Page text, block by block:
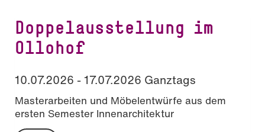
Doppelausstellung im
Ollohof
10.07.2026 - 17.07.2026 Ganztags
Masterarbeiten und Möbelentwürfe aus dem
ersten Semester Innenarchitektur